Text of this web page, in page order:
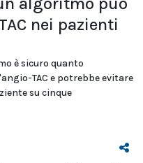
nei pazienti
è sicuro quanto
TAC e potrebbe evitare
su cinque